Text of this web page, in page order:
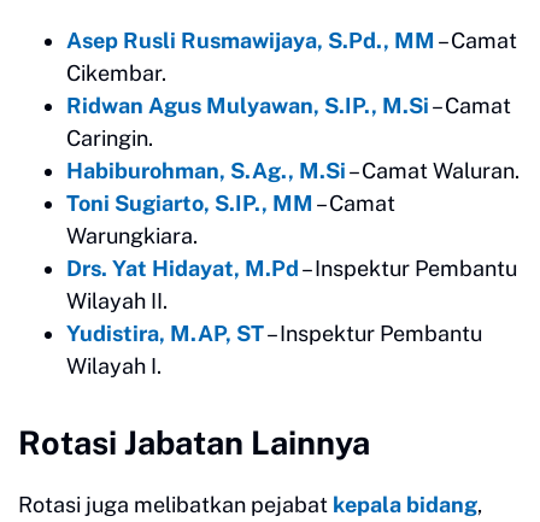
Asep Rusli Rusmawijaya, S.Pd., MM – Camat
Cikembar.
Ridwan Agus Mulyawan, S.IP., M.Si– Camat
Caringin.
Habiburohman, S.Ag., M.Si– Camat Waluran.
Toni Sugiarto, S.IP., MM – Camat
Warungkiara.
Drs. Yat Hidayat, M.Pd– Inspektur Pembantu
Wilayah II.
Yudistira, M.AP, ST– Inspektur Pembantu
Wilayah I.
Rotasi Jabatan Lainnya
Rotasi juga melibatkan pejabat kepala bidang,